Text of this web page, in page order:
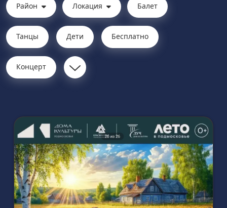
Район Локация Балет
Танцы Дети Бесплатно
Концерт